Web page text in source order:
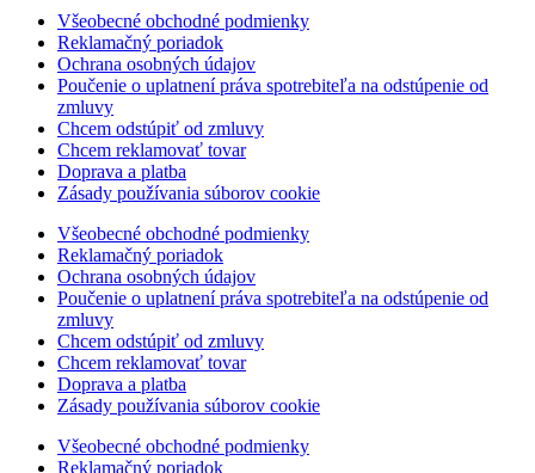
Všeobecné obchodné podmienky
Reklamačný poriadok
Ochrana osobných údajov
Poučenie o uplatnení práva spotrebiteľa na odstúpenie od
zmluvy
Chcem odstúpiť od zmluvy
Chcem reklamovať tovar
Doprava a platba
Zásady používania súborov cookie
Všeobecné obchodné podmienky
Reklamačný poriadok
Ochrana osobných údajov
Poučenie o uplatnení práva spotrebiteľa na odstúpenie od
zmluvy
Chcem odstúpiť od zmluvy
Chcem reklamovať tovar
Doprava a platba
Zásady používania súborov cookie
Všeobecné obchodné podmienky
Reklamačný poriadok